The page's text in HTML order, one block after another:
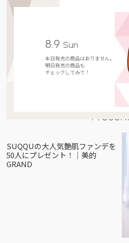
8.9 Sun
本日発売の商品はありません。
明日発売の商品も
チェックしてみて！
Present
SUQQUの大人気艶肌ファンデを
50人にプレゼント！｜美的
GRAND